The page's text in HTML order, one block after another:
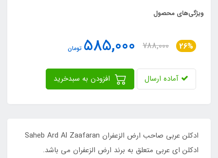
ویژگی‌های محصول
26%
788,000
585,000 تومان
آماده ارسال
ادکلن عربی صاحب ارض الزعفران Saheb Ard Al Zaafaran
ادکلن ای عربی متعلق به برند ارض الزعفران می باشد.